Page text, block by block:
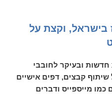
בישראל, וקצת על
חדשות ובעיקר לחובבי
קבצים, דפים אישיים
מייספייס ודברים